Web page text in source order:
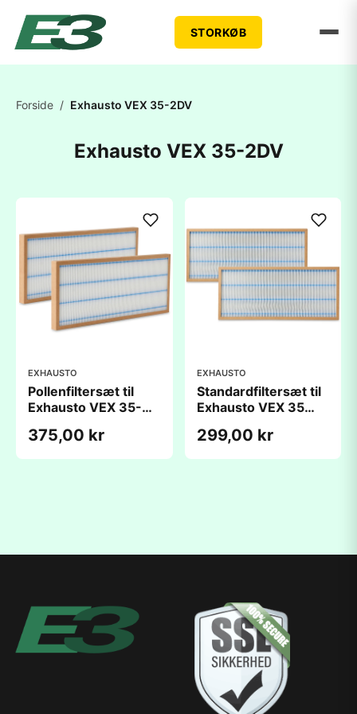
STORKØB
Forside / Exhausto VEX 35-2DV
Exhausto VEX 35-2DV
EXHAUSTO
Pollenfiltersæt til
Exhausto VEX 35-
(190x435x25mm)
375,00 kr
EXHAUSTO
Standardfiltersæt til
Exhausto VEX 35
(190x435x25mm)
299,00 kr